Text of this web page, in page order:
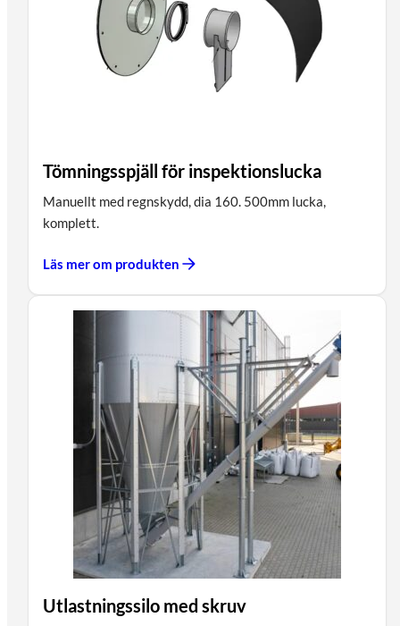
Tömningsspjäll för inspektionslucka
Manuellt med regnskydd, dia 160. 500mm lucka,
komplett.
Läs mer om produkten
Utlastningssilo med skruv